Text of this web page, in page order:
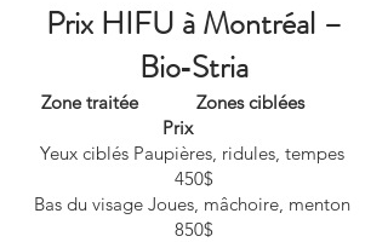
Prix HIFU à Montréal –
Bio‑Stria
Zone traitée Zones ciblées
Prix
Yeux ciblés Paupières, ridules, tempes
450$
Bas du visage Joues, mâchoire, menton
850$